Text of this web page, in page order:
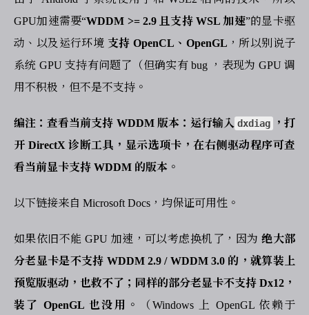
GPU加速需要“WDDM >= 2.9 且支持 WSL 加速”的显卡驱
动、以及运行环境 支持 OpenCL、OpenGL ，所以别说子
系统 GPU 支持有问题了（但确实有 bug ，表现为 GPU 调
用不积极，但不是不支持。
编注：查看当前支持 WDDM 版本：运行输入 dxdiag
，打
开 DirectX 诊断工具，显示选项卡，在右侧驱动程序可查
看当前显卡支持 WDDM 的版本。
以下链接来自 Microsoft Docs，均保证可用性。
如果依旧不能 GPU 加速，可以考虑换机了，因为绝大部
分老显卡是不支持 WDDM 2.9 / WDDM 3.0 的，就算装上
预览版驱动，也救不了；同样的部分老显卡不支持 Dx12，
装了 OpenGL 也没用。
（Windows 上 OpenGL 依赖于